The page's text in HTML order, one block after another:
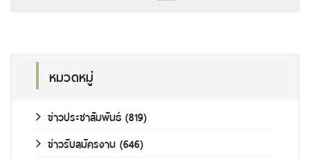
หมวดหมู่
ข่าวประชาสัมพันธ์ (819)
ข่าวรับสมัครงาน (646)